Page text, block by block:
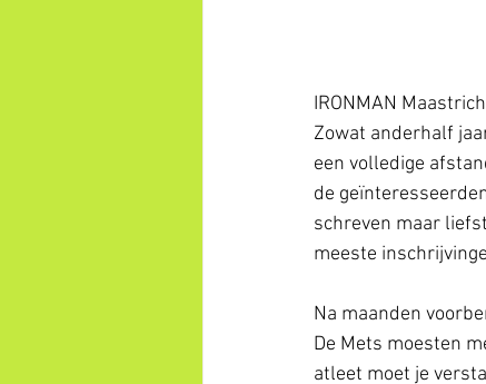
IRONMAN
Zowat anderhalf
een volledige
de
schreven maar
meeste
Na maanden
De Mets moesten
atleet moet je